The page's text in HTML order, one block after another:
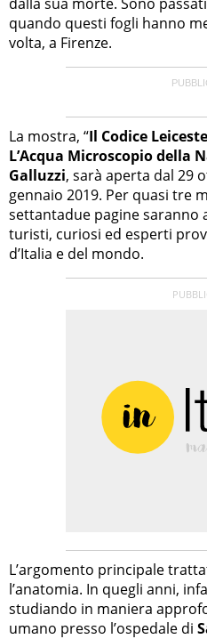
quando questi fogli hanno
volta, a Firenze.
La mostra, “Il Codice
L’Acqua Microscopio della
Galluzzi, sarà aperta dal 29
gennaio 2019. Per quasi tre
settantadue pagine saranno
turisti, curiosi ed esperti
d’Italia e del mondo.
L’argomento principale
l’anatomia. In quegli anni,
studiando in maniera
umano presso l’ospedale di